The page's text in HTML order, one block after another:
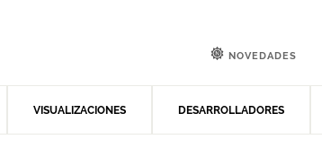
VISUALIZACIONES DESARROLLADORES
NOVEDADES